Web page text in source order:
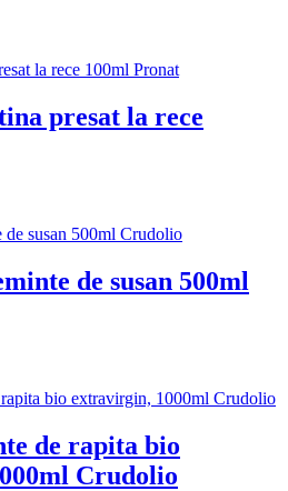
presat la rece
de susan 500ml
de rapita bio
Crudolio